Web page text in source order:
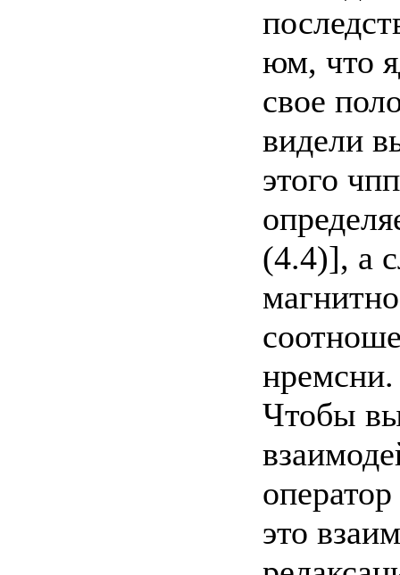
юм, что
свое
видели
этого
(4.4)], а
нремсни.
Чтобы
это